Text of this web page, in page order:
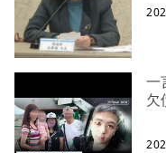
一
欠